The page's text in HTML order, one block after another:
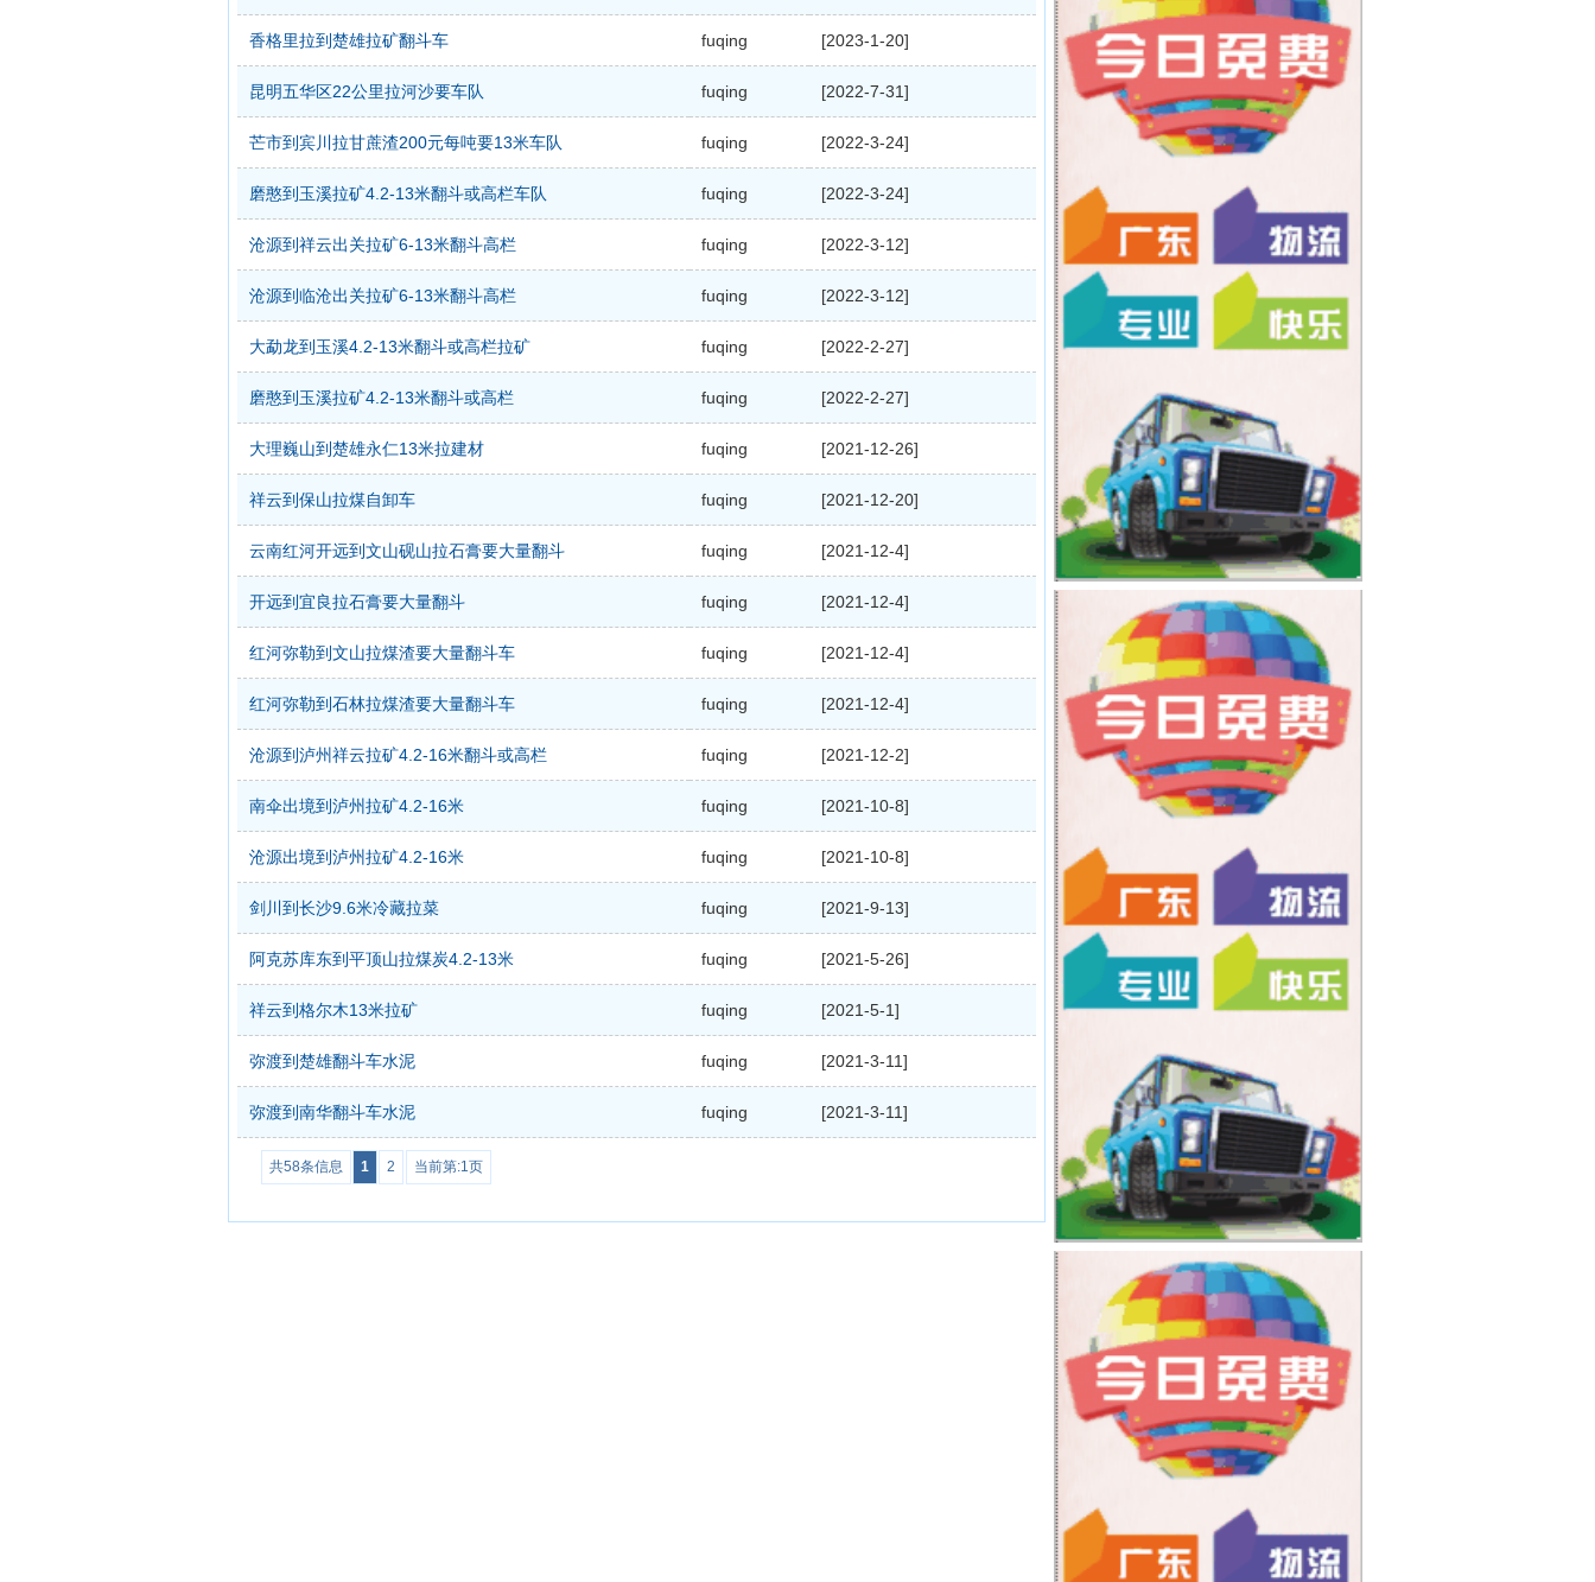
香格里拉到楚雄拉矿翻斗车 fuqing [2023-1-20]
昆明五华区22公里拉河沙要车队 fuqing [2022-7-31]
芒市到宾川拉甘蔗渣200元每吨要13米车队 fuqing [2022-3-24]
磨憨到玉溪拉矿4.2-13米翻斗或高栏车队 fuqing [2022-3-24]
沧源到祥云出关拉矿6-13米翻斗高栏 fuqing [2022-3-12]
沧源到临沧出关拉矿6-13米翻斗高栏 fuqing [2022-3-12]
大勐龙到玉溪4.2-13米翻斗或高栏拉矿 fuqing [2022-2-27]
磨憨到玉溪拉矿4.2-13米翻斗或高栏 fuqing [2022-2-27]
大理巍山到楚雄永仁13米拉建材 fuqing [2021-12-26]
祥云到保山拉煤自卸车 fuqing [2021-12-20]
云南红河开远到文山砚山拉石膏要大量翻斗 fuqing [2021-12-4]
开远到宜良拉石膏要大量翻斗 fuqing [2021-12-4]
红河弥勒到文山拉煤渣要大量翻斗车 fuqing [2021-12-4]
红河弥勒到石林拉煤渣要大量翻斗车 fuqing [2021-12-4]
沧源到泸州祥云拉矿4.2-16米翻斗或高栏 fuqing [2021-12-2]
南伞出境到泸州拉矿4.2-16米 fuqing [2021-10-8]
沧源出境到泸州拉矿4.2-16米 fuqing [2021-10-8]
剑川到长沙9.6米冷藏拉菜 fuqing [2021-9-13]
阿克苏库东到平顶山拉煤炭4.2-13米 fuqing [2021-5-26]
祥云到格尔木13米拉矿 fuqing [2021-5-1]
弥渡到楚雄翻斗车水泥 fuqing [2021-3-11]
弥渡到南华翻斗车水泥 fuqing [2021-3-11]
共58条信息 1 2 当前第:1页